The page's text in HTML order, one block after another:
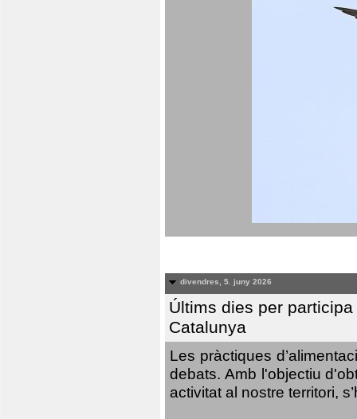
divendres, 5. juny 2026
Últims dies per
Catalunya
Les pràctiques
debats. Amb l'objectiu
activitat al nostre territori,